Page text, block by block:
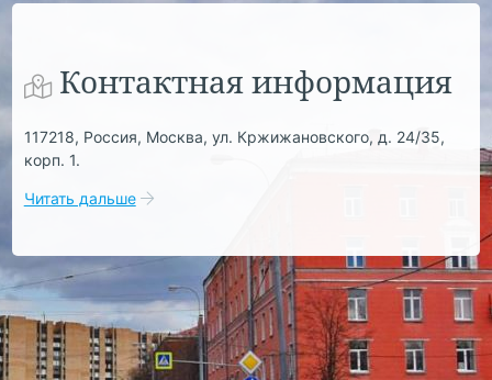
Контактная информация
117218, Россия, Москва, ул. Кржижановского, д. 24/35,
корп. 1.
Читать дальше